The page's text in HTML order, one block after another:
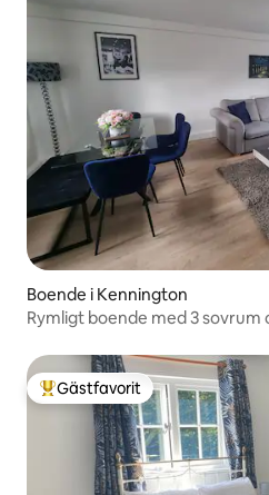
Boende i Kennington
Rymligt boende med 3 sovrum
Populär gästfavorit
Gästfavorit